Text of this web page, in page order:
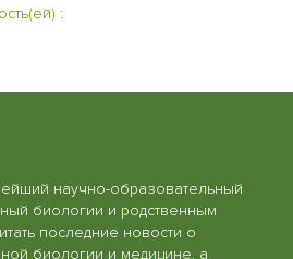
:
научно-образовательный
биологии и родственным
последние новости о
биологии и медицине, а